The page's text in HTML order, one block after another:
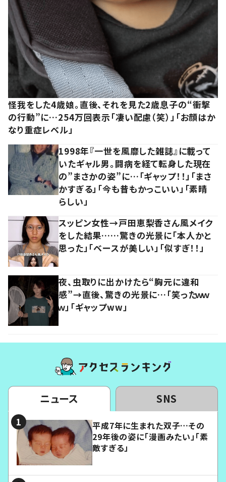
怪我をした4歳娘。直後、それを見た2歳息子の“衝撃
の行動”に…254万回表示「凄い配慮（笑）」「お顔はか
なり重症レベル」
1998年『一世を風靡した雑誌』に載って
いたギャル男。闘病を経て転身した現在
の”まさかの姿”に…「ギャップ！！」「まさ
かすぎる」「今も昔もかっこいい」「素晴
らしい」
スッピン女性→戸田恵梨香さん風メイク
をした結果……驚きの光景に「本人かと
思った」「ベースが美しい」「似すぎ！！」
夜、虫取りに出かけたら“胸元に違和
感”→直後、驚きの光景に…「笑ったｗｗ
ｗ」「ギャップww」
ニュース SNS
平成7年に生まれた双子…その
29年後の姿に「漫画みたい」「素
敵すぎる」